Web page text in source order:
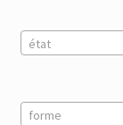
état
forme